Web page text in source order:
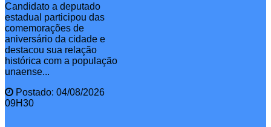
Candidato a deputado
estadual participou das
comemorações de
aniversário da cidade e
destacou sua relação
histórica com a população
unaense...
Postado: 04/08/2026
09H30